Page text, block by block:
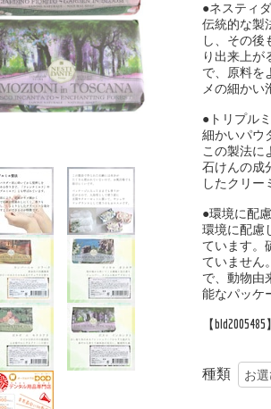
●ネスティ
伝統的な製
し、その後
り出来上が
で、原料を
メの細かい
●トリプル
細かいパウ
この製法に
石けんの成
したクリー
●環境に配
環境に配慮
ています。
ていません
で、動物由
能なパッケ
【bld2005485】
種類